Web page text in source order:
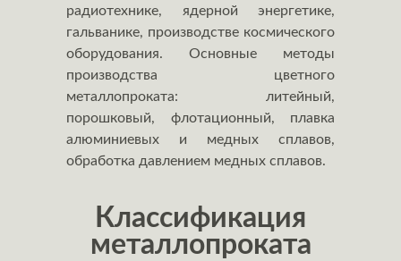
радиотехнике, ядерной энергетике,
гальванике, производстве космического
оборудования. Основные методы
производства цветного
металлопроката: литейный,
порошковый, флотационный, плавка
алюминиевых и медных сплавов,
обработка давлением медных сплавов.
Классификация
металлопроката